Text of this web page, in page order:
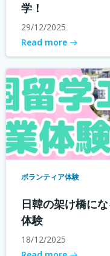
学！
29/12/2025
Read more
ボランティア体験
日韓の架け橋に
体験
18/12/2025